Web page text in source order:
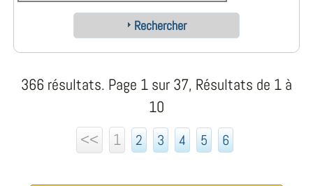
Rechercher
366 résultats. Page 1 sur 37, Résultats de 1 à
10
<<
1 2 3 4 5 6